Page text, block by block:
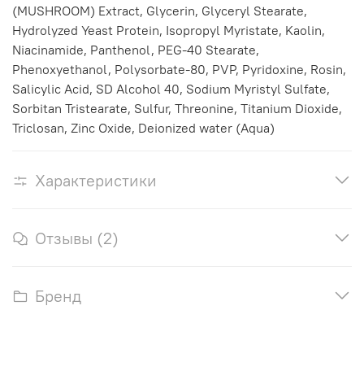
(MUSHROOM) Extract, Glycerin, Glyceryl Stearate,
Hydrolyzed Yeast Protein, Isopropyl Myristate, Kaolin,
Niacinamide, Panthenol, PEG-40 Stearate,
Phenoxyethanol, Polysorbate-80, PVP, Pyridoxine, Rosin,
Salicylic Acid, SD Alcohol 40, Sodium Myristyl Sulfate,
Sorbitan Tristearate, Sulfur, Threonine, Titanium Dioxide,
Triclosan, Zinc Oxide, Deionized water (Aqua)
Характеристики
Отзывы (2)
Бренд